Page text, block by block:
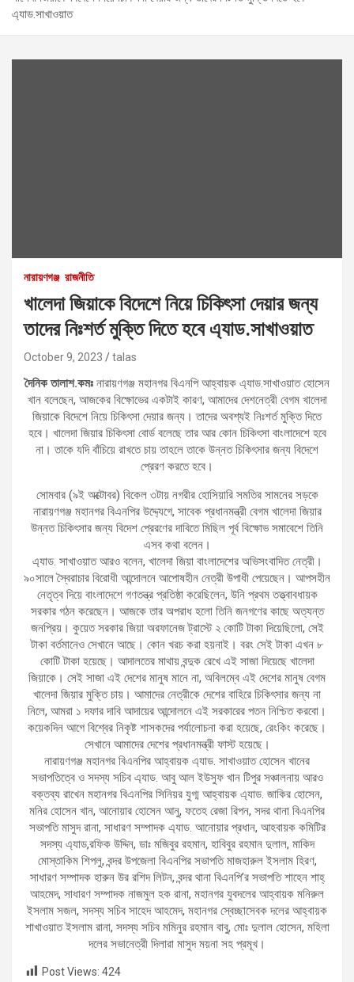
এ্যাড.সাখাওয়াত
নারায়ণগঞ্জ রাজনীতি
খালেদা জিয়াকে বিদেশে নিয়ে চিকিৎসা দেয়ার জন্য
তাদের নিঃশর্ত মুক্তি দিতে হবে এ্যাড.সাখাওয়াত
October 9, 2023 talas
দৈনিক তালাশ.কমঃ নারায়ণগঞ্জ মহানগর বিএনপি আহ্বায়ক এ্যাড.সাখাওয়াত হোসেন
খান বলেছেন, আজকের বিক্ষোভের একটাই কারণ, আমাদের দেশনেত্রী বেগম খালেদা
জিয়াকে বিদেশে নিয়ে চিকিৎসা দেয়ার জন্য। তাদের অবশ্যই নিঃশর্ত মুক্তি দিতে
হবে। খালেদা জিয়ার চিকিৎসা বোর্ড বলেছে তার আর কোন চিকিৎসা বাংলাদেশে হবে
না। তাকে যদি বাঁচিয়ে রাখতে চায় তাহলে তাকে উন্নত চিকিৎসার জন্য বিদেশে
প্রেরণ করতে হবে।
সোমবার (৯ই অক্টোবর) বিকেল ৩টায় নগরীর হোসিয়ারি সমতির সামনের সড়কে
নারায়ণগঞ্জ মহানগর বিএনপির উদ্দ্যেগে, সাবেক প্রধানমন্ত্রী বেগম খালেদা জিয়ার
উন্নত চিকিৎসার জন্য বিদেশ প্রেরণের দাবিতে মিছিল পূর্ব বিক্ষোভ সমাবেশে তিনি
এসব কথা বলেন।
এ্যাড. সাখাওয়াত আরও বলেন, খালেদা জিয়া বাংলাদেশের অভিসংবাদিত নেত্রী।
৯০সালে স্বৈরাচার বিরোধী আন্দোলনে আপোষহীন নেত্রী উপাধী পেয়েছেন। আপসহীন
নেতৃত্ব দিয়ে বাংলাদেশে গণতন্ত্র প্রতিষ্ঠা করেছিলেন, উনি প্রথম তত্ত্বাবধায়ক
সরকার গঠন করেছেন। আজকে তার অপরাধ হলো তিনি জনগণের কাছে অত্যন্ত
জনপ্রিয়। কুয়েত সরকার জিয়া অরফানেজ ট্রাস্টে ২ কোটি টাকা দিয়েছিলো, সেই
টাকা বর্তমানেও সেখানে আছে। কোন খরচ করা হয়নাই। বরং সেই টাকা এখন ৮
কোটি টাকা হয়েছে। আদালতের মাথায় বন্দুক রেখে এই সাজা দিয়েছে খালেদা
জিয়াকে। সেই সাজা এই দেশের মানুষ মানে না, অবিলম্বে এই দেশের মানুষ বেগম
খালেদা জিয়ার মুক্তি চায়। আমাদের নেত্রীকে দেশের বাহিরে চিকিৎসার জন্য না
নিলে, আমরা ১ দফার দাবি আদায়ের আন্দোলনে এই সরকারের পতন নিশ্চিত করবো।
কয়েকদিন আগে বিশ্বের নিকৃষ্ট শাসকদের পর্যালোচনা করা হয়েছে, রেংকিং করেছে।
সেখানে আমাদের দেশের প্রধানমন্ত্রী ফাস্ট হয়েছে।
নারায়ণগঞ্জ মহানগর বিএনপির আহ্বায়ক এ্যাড. সাখাওয়াত হোসেন খানের
সভাপতিত্বে ও সদস্য সচিব এ্যাড. আবু আল ইউসুফ খান টিপুর সঞ্চালনায় আরও
বক্তব্য রাখেন মহানগর বিএনপির সিনিয়র যুগ্ম আহ্বায়ক এ্যাড. জাকির হোসেন,
মনির হোসেন খান, আনোয়ার হোসেন আনু, ফতেহ রেজা রিপন, সদর থানা বিএনপির
সভাপতি মাসুদ রানা, সাধারণ সম্পাদক এ্যাড. আনোয়ার প্রধান, আহবায়ক কমিটির
সদস্য এ্যাড,রফিক উদ্দিন, ডাঃ মজিবুর রহমান, হাবিবুর রহমান দুলাল, মাকিদ
মোস্তাকিম শিপলু, বন্দর উপজেলা বিএনপির সভাপতি মাজহারুল ইসলাম হিরণ,
সাধারণ সম্পাদক হারুন উর রশিদ লিটন, বন্দর থানা বিএনপি’র সভাপতি শাহেন শাহ্
আহমেদ, সাধারণ সম্পাদক নাজমুল হক রানা, মহানগর যুবদলের আহ্বায়ক মনিরুল
ইসলাম সজল, সদস্য সচিব সাহেদ আহমেদ, মহানগর স্বেচ্ছাসেবক দলের আহ্বায়ক
শাখাওয়াত ইসলাম রানা, সদস্য সচিব মমিনুর রহমান বাবু, মোঃ দুলাল হোসেন, মহিলা
দলের সভানেত্রী দিলারা মাসুদ ময়না সহ প্রমূখ।
Post Views: 424